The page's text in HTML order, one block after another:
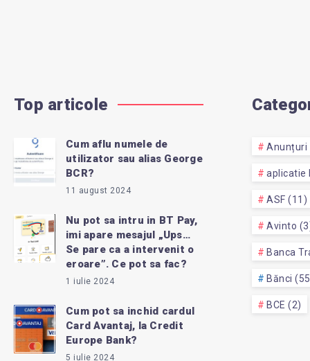
Top articole
Cum aflu numele de
utilizator sau alias George
BCR?
11 august 2024
Nu pot sa intru in BT Pay,
imi apare mesajul „Ups…
Se pare ca a intervenit o
eroare”. Ce pot sa fac?
1 iulie 2024
Cum pot sa inchid cardul
Card Avantaj, la Credit
Europe Bank?
5 iulie 2024
Anunțuri
aplicatie
ASF (11)
Avinto
Banca
Bănci
BCE (2)